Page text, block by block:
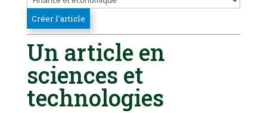
Un article en
sciences et
technologies